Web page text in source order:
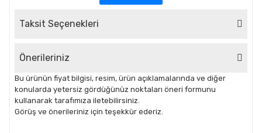
Taksit Seçenekleri
Önerileriniz
Bu ürünün fiyat bilgisi, resim, ürün açıklamalarında ve diğer
konularda yetersiz gördüğünüz noktaları öneri formunu
kullanarak tarafımıza iletebilirsiniz.
Görüş ve önerileriniz için teşekkür ederiz.